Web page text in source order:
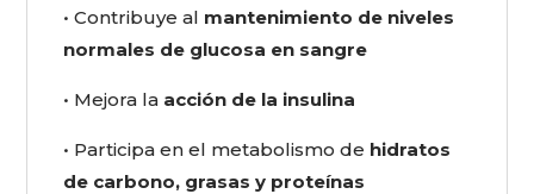
• Contribuye al mantenimiento de niveles
normales de glucosa en sangre
• Mejora la acción de la insulina
• Participa en el metabolismo de hidratos
de carbono, grasas y proteínas